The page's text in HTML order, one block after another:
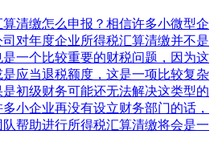
清缴怎么申报？相信许多小微型企
对年度企业所得税汇算清缴并不是
一个比较重要的财税问题，因为这
应当退税额度，这是一项比较复杂
初级财务可能还无法解决这类型的
小企业再没有设立财务部门的话，
帮助进行所得税汇算清缴将会是一